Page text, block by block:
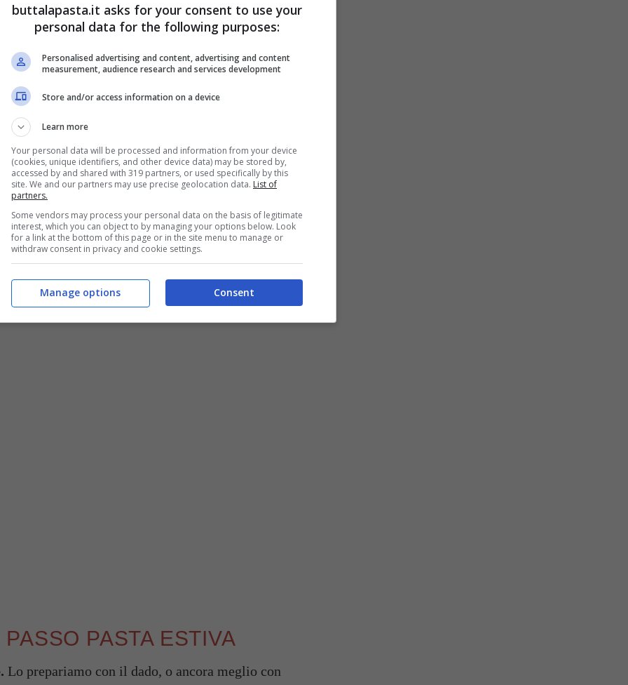
un cocktail fresco, leggero e senza
FREDDA: LEGGI GLI
insalata di pasta fredda in una vera bontà.
e un tocco finale a base di
PASTA ESTIVA
Lo prepariamo con il dado, o ancora meglio con
buttalapasta.it asks for your consent to use your
personal data for the following purposes:
Personalised advertising and content, advertising and content
measurement, audience research and services development
Store and/or access information on a device
Learn more
Your personal data will be processed and information from your device
(cookies, unique identifiers, and other device data) may be stored by,
accessed by and shared with 319 partners, or used specifically by this
site. We and our partners may use precise geolocation data. List of
partners.
Some vendors may process your personal data on the basis of legitimate
interest, which you can object to by managing your options below. Look
for a link at the bottom of this page or in the site menu to manage or
withdraw consent in privacy and cookie settings.
Consent
Manage options